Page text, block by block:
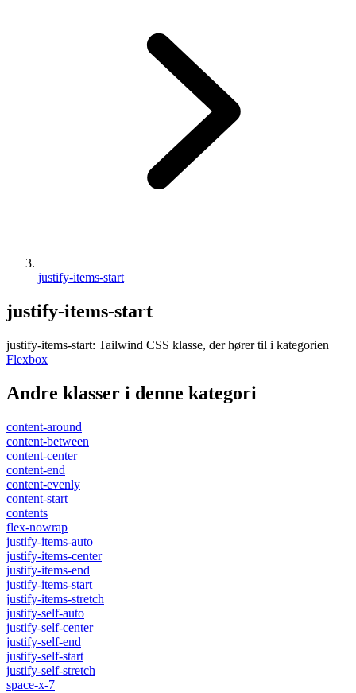
justify-items-start
justify-items-start
justify-items-start: Tailwind CSS klasse, der hører til i kategorien
Flexbox
Andre klasser i denne kategori
content-around
content-between
content-center
content-end
content-evenly
content-start
contents
flex-nowrap
justify-items-auto
justify-items-center
justify-items-end
justify-items-start
justify-items-stretch
justify-self-auto
justify-self-center
justify-self-end
justify-self-start
justify-self-stretch
space-x-7